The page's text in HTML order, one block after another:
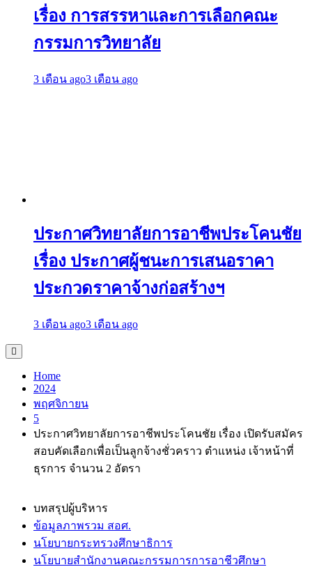
เรื่อง การสรรหาและการเลือกคณะ
กรรมการวิทยาลัย
3 เดือน ago3 เดือน ago
ประกาศวิทยาลัยการอาชีพประโคนชัย
เรื่อง ประกาศผู้ชนะการเสนอราคา
ประกวดราคาจ้างก่อสร้างฯ
3 เดือน ago3 เดือน ago
Home
2024
พฤศจิกายน
5
ประกาศวิทยาลัยการอาชีพประโคนชัย เรื่อง เปิดรับสมัคร
สอบคัดเลือกเพื่อเป็นลูกจ้างชั่วคราว ตำแหน่ง เจ้าหน้าที่
ธุรการ จำนวน 2 อัตรา
บทสรุปผู้บริหาร
ข้อมูลภาพรวม สอศ.
นโยบายกระทรวงศึกษาธิการ
นโยบายสำนักงานคณะกรรมการการอาชีวศึกษา